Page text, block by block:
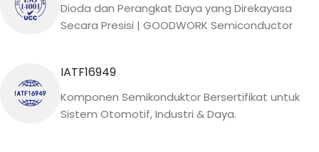
Dioda dan Perangkat Daya yang Direkayasa
Secara Presisi | GOODWORK Semiconductor
IATF16949
Komponen Semikonduktor Bersertifikat untuk
Sistem Otomotif, Industri & Daya.